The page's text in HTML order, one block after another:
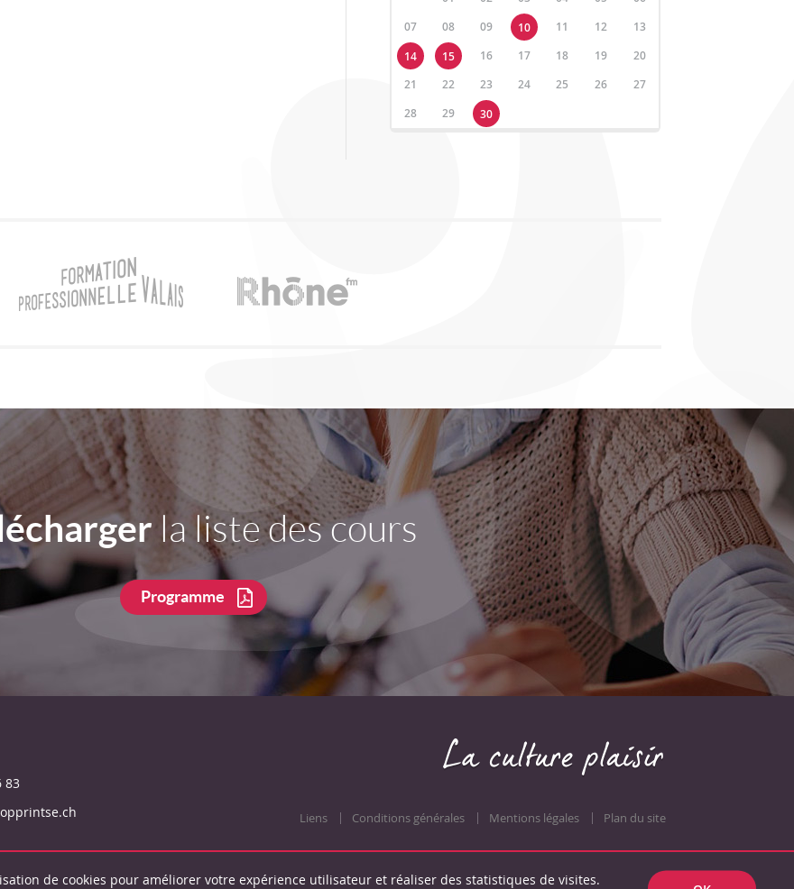
07
08 09 10 11 12
13
14
15 16 17 18 19
20
21
22 23 24 25 26
27
28
29 30
la liste des cours
Programme
83
Liens Conditions générales Mentions légales Plan du site
de cookies pour améliorer votre expérience utilisateur et réaliser des statistiques de visites.